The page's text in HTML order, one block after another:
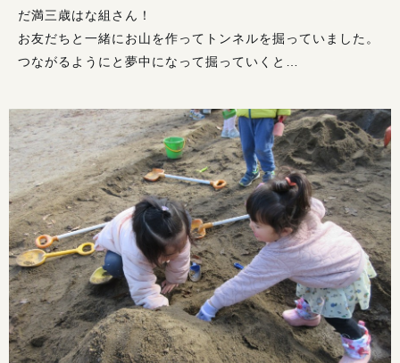
だ満三歳はな組さん！
お友だちと一緒にお山を作ってトンネルを掘っていました。
つながるようにと夢中になって掘っていくと…